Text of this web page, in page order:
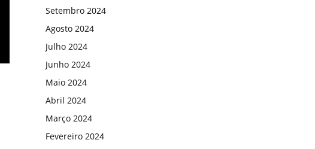
Setembro 2024
Agosto 2024
Julho 2024
Junho 2024
Maio 2024
Abril 2024
Março 2024
Fevereiro 2024